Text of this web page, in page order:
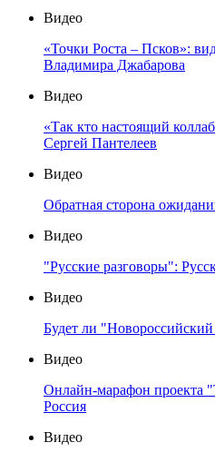
Видео
«Точки Роста – Псков»:
Владимира Джабарова
Видео
«Так кто настоящий
Сергей Пантелеев
Видео
Обратная сторона
Видео
"Русские разговоры":
Видео
Будет ли "Новороссийский
Видео
Онлайн-марафон проекта
Россия
Видео